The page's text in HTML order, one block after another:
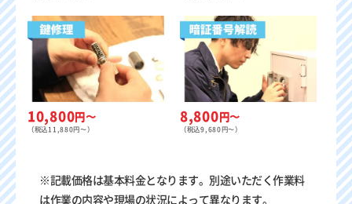
10,800円〜
（税込11,880円〜）
8,800円〜
（税込9,680円〜）
※記載価格は基本料金となります。別途いただく作業料
は作業の内容や現場の状況によって異なります。